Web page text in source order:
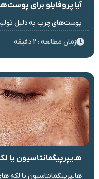
آیا پروفایلو برای
پوست‌های چرب به دلیل
زمان مطالعه : 2 دقیقه
هایپرپیگمانتاسیون یا
هایپرپیگمانتاسیون یا لکه